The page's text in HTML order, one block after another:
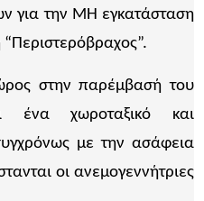
για την ΜΗ εγκατάσταση
στην παρέμβασή του
ένα χωροταξικό και
με την ασάφεια
οι ανεμογεννήτριες